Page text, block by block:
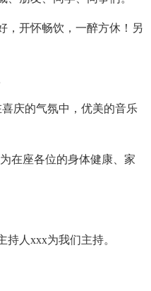
，开怀畅饮，一醉方休！另
庆的气氛中，优美的音乐
在座各位的身体健康、家
人xxx为我们主持。